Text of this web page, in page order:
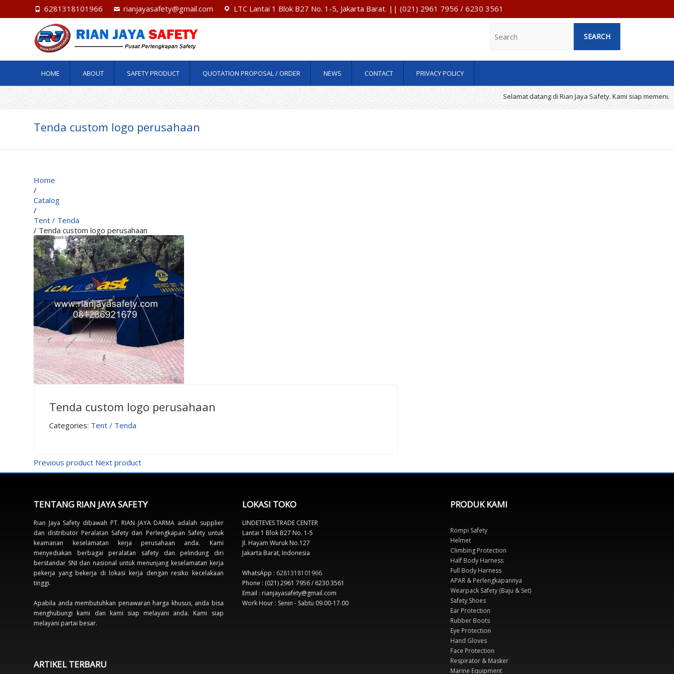
6281318101966 rianjayasafety@gmail.com
LTC Lantai 1 Blok B27 No. 1-5, Jakarta Barat. || (021) 2961 7956 / 6230 3561
HOME ABOUT SAFETY PRODUCT QUOTATION PROPOSAL / ORDER NEWS CONTACT PRIVACY POLICY
Selamat datang di Rian Jaya Safety. Kami siap memenuhi
Tenda custom logo perusahaan
Home
/
Catalog
/
Tent / Tenda
/ Tenda custom logo perusahaan
Tenda custom logo perusahaan
Categories: Tent / Tenda
Previous product Next product
TENTANG RIAN JAYA SAFETY
Rian Jaya Safety dibawah PT. RIAN JAYA DARMA adalah supplier
dan distributor Peralatan Safety dan Perlengkapan Safety untuk
keamanan keselamatan kerja perusahaan anda. Kami
menyediakan berbagai peralatan safety dan pelindung diri
berstandar SNI dan nasional untuk menunjang keselamatan kerja
pekerja yang bekerja di lokasi kerja dengan resiko kecelakaan
tinggi.
Apabila anda membutuhkan penawaran harga khusus, anda bisa
menghubungi kami dan kami siap melayani anda. Kami siap
melayani partai besar.
ARTIKEL TERBARU
LOKASI TOKO
LINDETEVES TRADE CENTER
Lantai 1 Blok B27 No. 1-5
Jl. Hayam Wuruk No.127
Jakarta Barat, Indonesia
WhatsApp : 6281318101966
Phone : (021) 2961 7956 / 6230 3561
Email : rianjayasafety@gmail.com
Work Hour : Senin - Sabtu 09.00-17.00
PRODUK KAMI
Rompi Safety
Helmet
Climbing Protection
Half Body Harness
Full Body Harness
APAR & Perlengkapannya
Wearpack Safety (Baju & Set)
Safety Shoes
Ear Protection
Rubber Boots
Eye Protection
Hand Gloves
Face Protection
Respirator & Masker
Marine Equipment